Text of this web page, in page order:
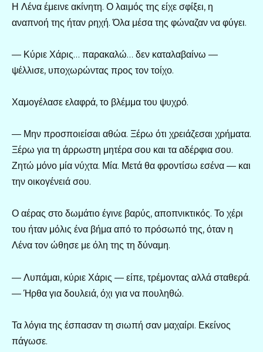
Η Λένα έμεινε ακίνητη. Ο λαιμός της είχε σφίξει, η
αναπνοή της ήταν ρηχή. Όλα μέσα της φώναζαν να φύγει.
— Κύριε Χάρις… παρακαλώ… δεν καταλαβαίνω —
ψέλλισε, υποχωρώντας προς τον τοίχο.
Χαμογέλασε ελαφρά, το βλέμμα του ψυχρό.
— Μην προσποιείσαι αθώα. Ξέρω ότι χρειάζεσαι χρήματα.
Ξέρω για τη άρρωστη μητέρα σου και τα αδέρφια σου.
Ζητώ μόνο μία νύχτα. Μία. Μετά θα φροντίσω εσένα — και
την οικογένειά σου.
Ο αέρας στο δωμάτιο έγινε βαρύς, αποπνικτικός. Το χέρι
του ήταν μόλις ένα βήμα από το πρόσωπό της, όταν η
Λένα τον ώθησε με όλη της τη δύναμη.
— Λυπάμαι, κύριε Χάρις — είπε, τρέμοντας αλλά σταθερά.
— Ήρθα για δουλειά, όχι για να πουληθώ.
Τα λόγια της έσπασαν τη σιωπή σαν μαχαίρι. Εκείνος
πάγωσε.